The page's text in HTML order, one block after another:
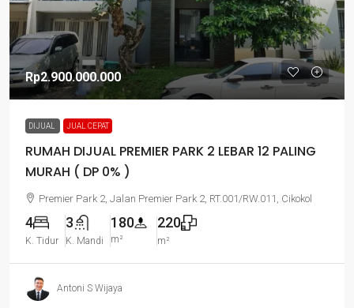
Rp2.900.000.000
DIJUAL JUAL CEPAT
RUMAH DIJUAL PREMIER PARK 2 LEBAR 12 PALING
MURAH ( DP 0% )
Premier Park 2, Jalan Premier Park 2, RT.001/RW.011, Cikokol
4
K. Tidur
3
K. Mandi
180
m²
220
m²
Antoni S Wijaya